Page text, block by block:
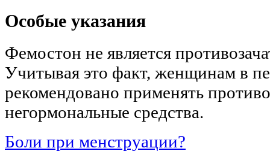
Особые указания
Фемостон не является
Учитывая это факт, женщинам в
рекомендовано применять
негормональные средства.
Боли при менструации?